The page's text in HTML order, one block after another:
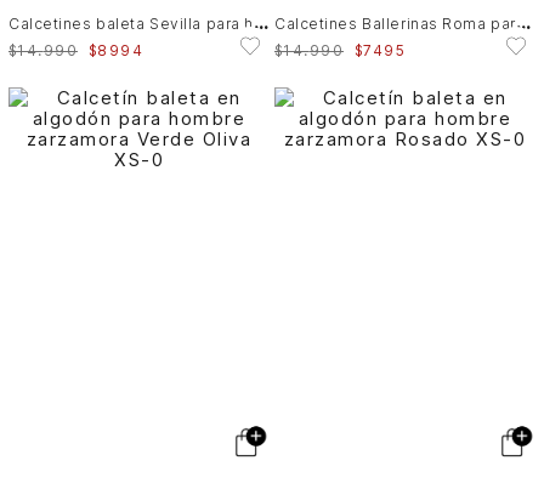
C
alcetines baleta Sevilla para hombre Tripack
$14.990 $8994
C
alcetines Ballerinas Roma para hombre duopack
$14.990 $7495